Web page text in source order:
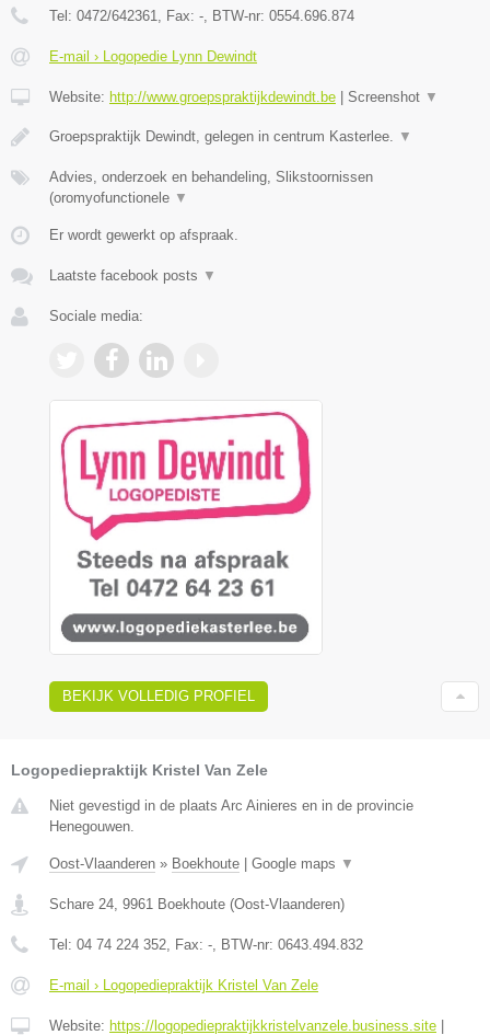
Tel: 0472/642361 , Fax: - , BTW-nr: 0554.696.874
E-mail › Logopedie Lynn Dewindt
Website: http://www.groepspraktijkdewindt.be | Screenshot ▼
Groepspraktijk Dewindt, gelegen in centrum Kasterlee. ▼
Advies, onderzoek en behandeling, Slikstoornissen
(oromyofunctionele ▼
Er wordt gewerkt op afspraak.
Laatste facebook posts ▼
Sociale media:
BEKIJK VOLLEDIG PROFIEL
Logopediepraktijk Kristel Van Zele
Niet gevestigd in de plaats Arc Ainieres en in de provincie
Henegouwen.
Oost-Vlaanderen » Boekhoute | Google maps ▼
Schare 24 9961 Boekhoute (Oost-Vlaanderen)
Tel: 04 74 224 352 , Fax: - , BTW-nr: 0643.494.832
E-mail › Logopediepraktijk Kristel Van Zele
Website: https://logopediepraktijkkristelvanzele.business.site |